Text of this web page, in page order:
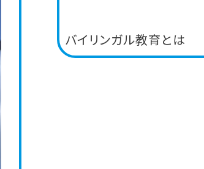
バイリンガル教育とは